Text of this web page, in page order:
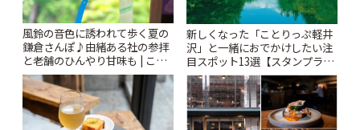
風鈴の音色に誘われて歩く夏の
鎌倉さんぽ♪由緒ある社の参拝
と老舗のひんやり甘味も | こと
りっぷ
新しくなった「ことりっぷ軽井
沢」と一緒におでかけしたい注
目スポット13選【スタンプラリ
ー開催中】 | ことりっぷ